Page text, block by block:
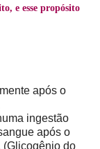
e esse propósito
após o
ingestão
após o
(Glicogênio do